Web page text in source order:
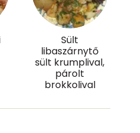
71.5 g
0
25 micro
Sült
libaszárnytő
sült krumplival,
párolt
brokkolival